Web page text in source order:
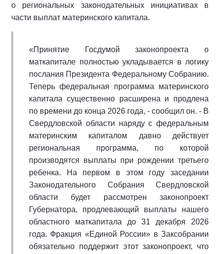
о региональных законодательных инициативах в
части выплат материнского капитала.
«Принятие Госдумой законопроекта о
маткапитале полностью укладывается в логику
послания Президента Федеральному Собранию.
Теперь федеральная программа материнского
капитала существенно расширена и продлена
по времени до конца 2026 года, - сообщил он. - В
Свердловской области наряду с федеральным
материнским капиталом давно действует
региональная программа, по которой
производятся выплаты при рождении третьего
ребенка. На первом в этом году заседании
Законодательного Собрания Свердловской
области будет рассмотрен законопроект
Губернатора, продлевающий выплаты нашего
областного маткапитала до 31 декабря 2026
года. Фракция «Единой России» в Заксобрании
обязательно поддержит этот законопроект, что